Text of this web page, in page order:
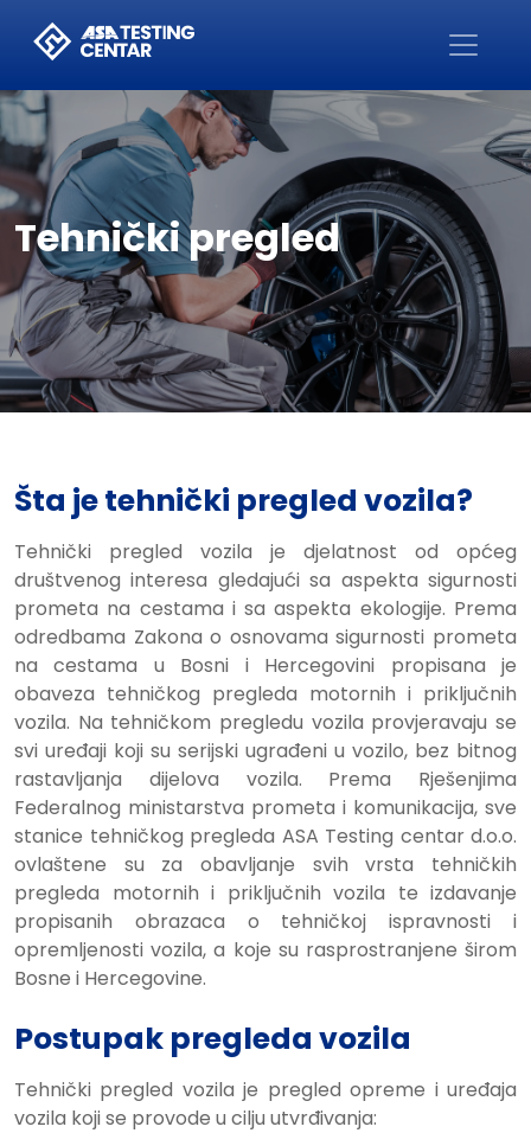
Početna
Tehnički pregled
Šta je tehnički pregled vozila?
Tehnički pregled vozila je djelatnost od općeg
društvenog interesa gledajući sa aspekta sigurnosti
prometa na cestama i sa aspekta ekologije. Prema
odredbama Zakona o osnovama sigurnosti prometa
na cestama u Bosni i Hercegovini propisana je
obaveza tehničkog pregleda motornih i priključnih
vozila. Na tehničkom pregledu vozila provjeravaju se
svi uređaji koji su serijski ugrađeni u vozilo, bez bitnog
rastavljanja dijelova vozila. Prema Rješenjima
Federalnog ministarstva prometa i komunikacija, sve
stanice tehničkog pregleda ASA Testing centar d.o.o.
ovlaštene su za obavljanje svih vrsta tehničkih
pregleda motornih i priključnih vozila te izdavanje
propisanih obrazaca o tehničkoj ispravnosti i
opremljenosti vozila, a koje su rasprostranjene širom
Bosne i Hercegovine.
Postupak pregleda vozila
Tehnički pregled vozila je pregled opreme i uređaja
vozila koji se provode u cilju utvrđivanja: